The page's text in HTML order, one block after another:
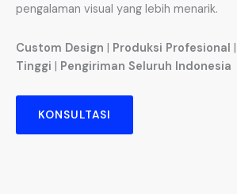
pengalaman visual yang lebih menarik.
Custom Design | Produksi Profesional |
Tinggi | Pengiriman Seluruh Indonesia
KONSULTASI